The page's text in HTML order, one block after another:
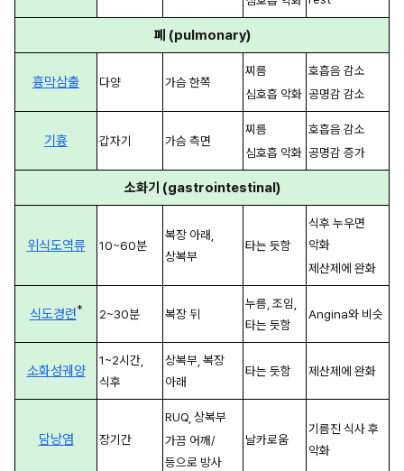
폐 (pulmonary)
흉막삼출 다양 가슴 한쪽
찌름
심호흡 악화
호흡음 감소
공명감 감소
기흉 갑자기 가슴 측면
찌름
심호흡 악화
호흡음 감소
공명감 증가
소화기 (gastrointestinal)
위식도역류 10~60분
복장 아래,
상복부
타는 듯함
식후 누우면
악화
제산제에 완화
식도경련* 2~30분 복장 뒤
누름, 조임,
타는 듯함
Angina와 비슷
소화성궤양
1~2시간,
식후
상복부, 복장
아래
타는 듯함 제산제에 완화
담낭염 장기간
RUQ, 상복부
가끔 어깨/
등으로 방사
날카로움
기름진 식사 후
악화